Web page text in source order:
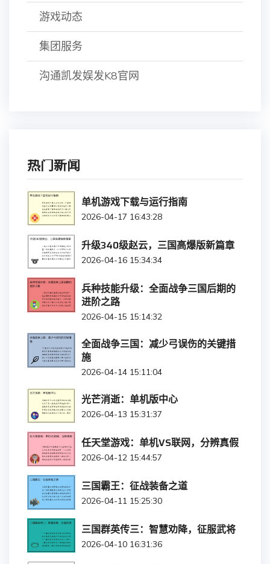
游戏动态
集团服务
沟通凯发娱发K8官网
热门新闻
单机游戏下载与运行指南
2026-04-17 16:43:28
升级340级赵云，三国高爆版新篇章
2026-04-16 15:34:34
兵种技能升级：全面战争三国后期的
进阶之路
2026-04-15 15:14:32
全面战争三国：减少弓误伤的关键措
施
2026-04-14 15:11:04
光芒消逝：单机版中心
2026-04-13 15:31:37
任天堂游戏：单机VS联网，分辨真假
2026-04-12 15:44:57
三国霸王：征战装备之道
2026-04-11 15:25:30
三国群英传三：智慧劝降，征服武将
2026-04-10 16:31:36